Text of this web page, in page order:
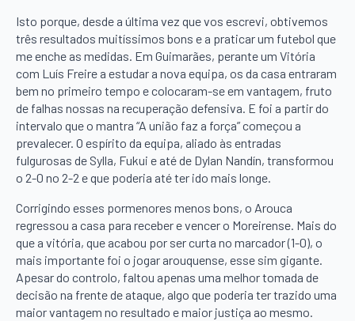
Isto porque, desde a última vez que vos escrevi, obtivemos
três resultados muitíssimos bons e a praticar um futebol que
me enche as medidas. Em Guimarães, perante um Vitória
com Luís Freire a estudar a nova equipa, os da casa entraram
bem no primeiro tempo e colocaram-se em vantagem, fruto
de falhas nossas na recuperação defensiva. E foi a partir do
intervalo que o mantra “A união faz a força” começou a
prevalecer. O espírito da equipa, aliado às entradas
fulgurosas de Sylla, Fukui e até de Dylan Nandín, transformou
o 2-0 no 2-2 e que poderia até ter ido mais longe.
Corrigindo esses pormenores menos bons, o Arouca
regressou a casa para receber e vencer o Moreirense. Mais do
que a vitória, que acabou por ser curta no marcador (1-0), o
mais importante foi o jogar arouquense, esse sim gigante.
Apesar do controlo, faltou apenas uma melhor tomada de
decisão na frente de ataque, algo que poderia ter trazido uma
maior vantagem no resultado e maior justiça ao mesmo.